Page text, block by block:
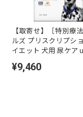
【取寄せ】［特別療
ルズ プリスクリプシ
イエット 犬用 尿ケア
¥9,460